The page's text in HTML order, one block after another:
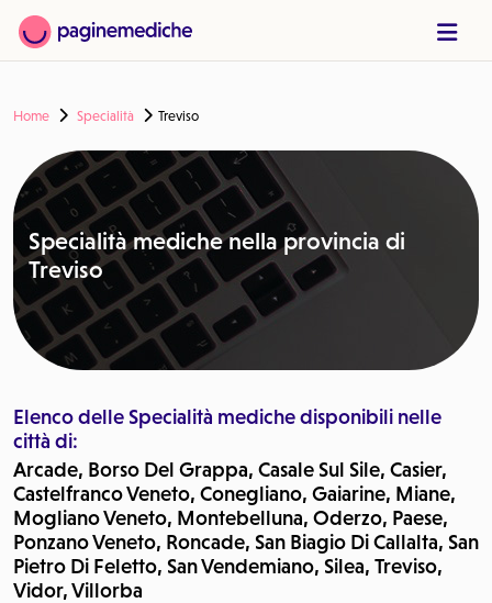
Home Specialità Treviso
Specialità mediche nella provincia di
Treviso
Elenco delle Specialità mediche disponibili nelle
città di:
Arcade, Borso Del Grappa, Casale Sul Sile, Casier,
Castelfranco Veneto, Conegliano, Gaiarine, Miane,
Mogliano Veneto, Montebelluna, Oderzo, Paese,
Ponzano Veneto, Roncade, San Biagio Di Callalta, San
Pietro Di Feletto, San Vendemiano, Silea, Treviso,
Vidor, Villorba